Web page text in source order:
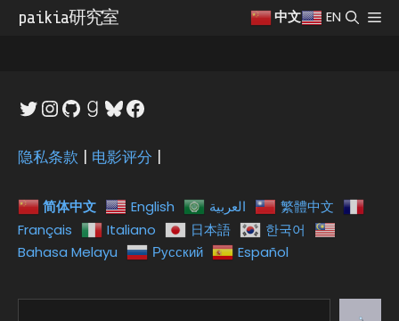
paikia研究室
菜
中文 EN
Twitter
Instagram
GitHub
Goodreads
Bluesky
Facebook
隐私条款 | 电影评分 |
简体中文 English العربية
繁體中文
Français
Italiano 日本語
한국어
Bahasa Melayu
Русский Español